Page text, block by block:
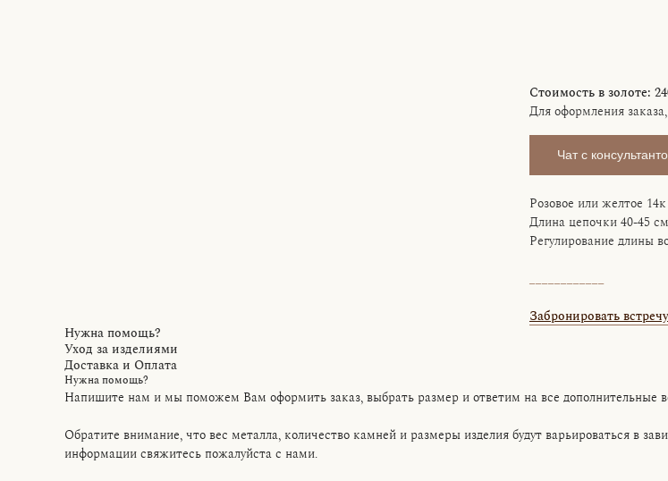
Стоимость в золоте:
Для оформления
Чат с
Розовое или желтое 14к
Длина цепочки 40-45
Регулирование длины
____________
Забронировать встречу
Нужна помощь?
Уход за изделиями
Доставка и Оплата
Нужна помощь?
Напишите нам и мы поможем Вам оформить заказ, выбрать размер и ответим на все дополнительные
Обратите внимание, что вес металла, количество камней и размеры изделия будут варьироваться в
информации свяжитесь пожалуйста с нами.